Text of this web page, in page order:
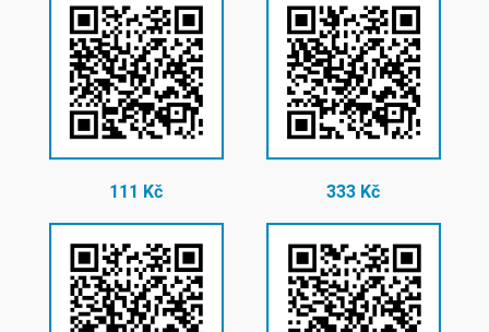
111 Kč 333 Kč